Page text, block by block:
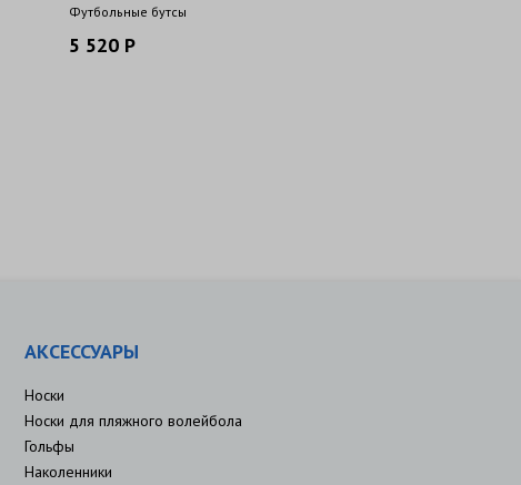
Футбольные бутсы
5 520 Р
АКСЕССУАРЫ
Носки
Носки для пляжного волейбола
Гольфы
Наколенники